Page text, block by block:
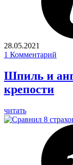
28.05.2021
1 Комментарий
Шпиль и
крепости
читать